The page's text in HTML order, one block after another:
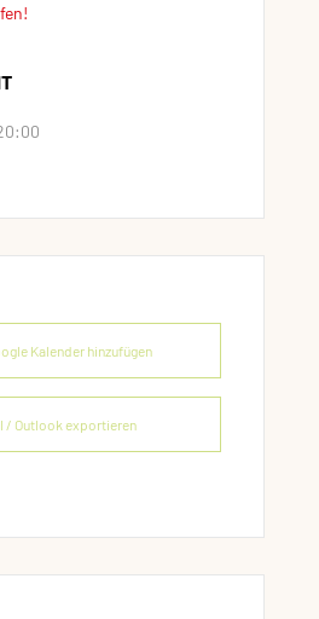
Kalender hinzufügen
/ Outlook exportieren